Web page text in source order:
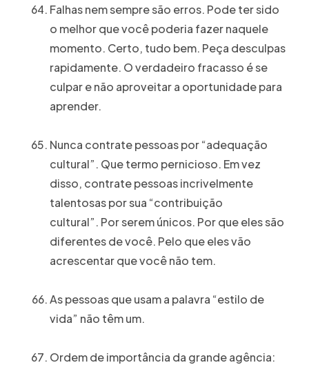
Falhas nem sempre são erros. Pode ter sido
o melhor que você poderia fazer naquele
momento. Certo, tudo bem. Peça desculpas
rapidamente. O verdadeiro fracasso é se
culpar e não aproveitar a oportunidade para
aprender.
Nunca contrate pessoas por “adequação
cultural”. Que termo pernicioso. Em vez
disso, contrate pessoas incrivelmente
talentosas por sua “contribuição
cultural”. Por serem únicos. Por que eles são
diferentes de você. Pelo que eles vão
acrescentar que você não tem.
As pessoas que usam a palavra “estilo de
vida” não têm um.
Ordem de importância da grande agência: